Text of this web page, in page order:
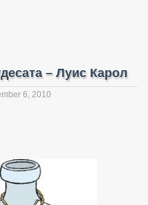
– Луис Карол
6, 2010